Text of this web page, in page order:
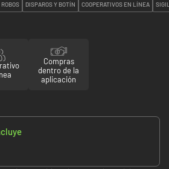
ROBOS DISPAROS Y BOTÍN COOPERATIVOS EN LÍNEA
Compras
dentro de la
aplicación